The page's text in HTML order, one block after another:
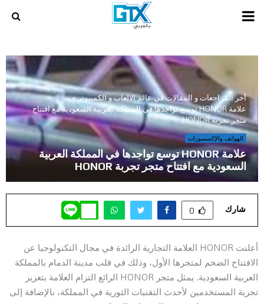
PRIMARY
أخر المراجعات و المقالات في عالم الالعاب و الكمبيوتر»
علامة HONOR توسع تواجدها في المملكة العربية السعودية مع افتتاح
متجر تجربة HONOR
الهواتف والإكسسورات
علامة HONOR توسع تواجدها في المملكة العربية
السعودية مع افتتاح متجر تجربة HONOR
شارك 0
أعلنت HONOR العلامة التجارية الرائدة في مجال التكنولوجيا عن
الافتتاح الضخم لمتجرها الأول، وذلك في قلب مدينة الدمام بالمملكة
العربية السعودية. يمثل متجر HONOR الرائع التزام العلامة بتعزيز
تجربة المستخدمين لأحدث التقنيات الثورية في المملكة، بالإضافة إلى